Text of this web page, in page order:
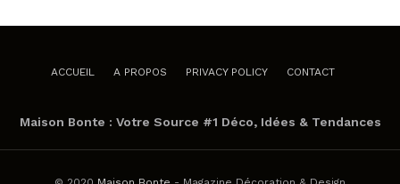
ACCUEIL A PROPOS PRIVACY POLICY CONTACT
Maison Bonte : Votre Source #1 Déco, Idées & Tendances